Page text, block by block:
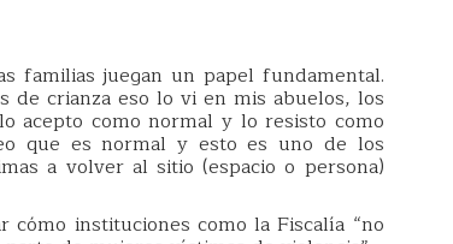
familias juegan un papel fundamental.
de crianza eso lo vi en mis abuelos, los
acepto como normal y lo resisto como
que es normal y esto es uno de los
a volver al sitio (espacio o persona)
instituciones como la Fiscalía “no